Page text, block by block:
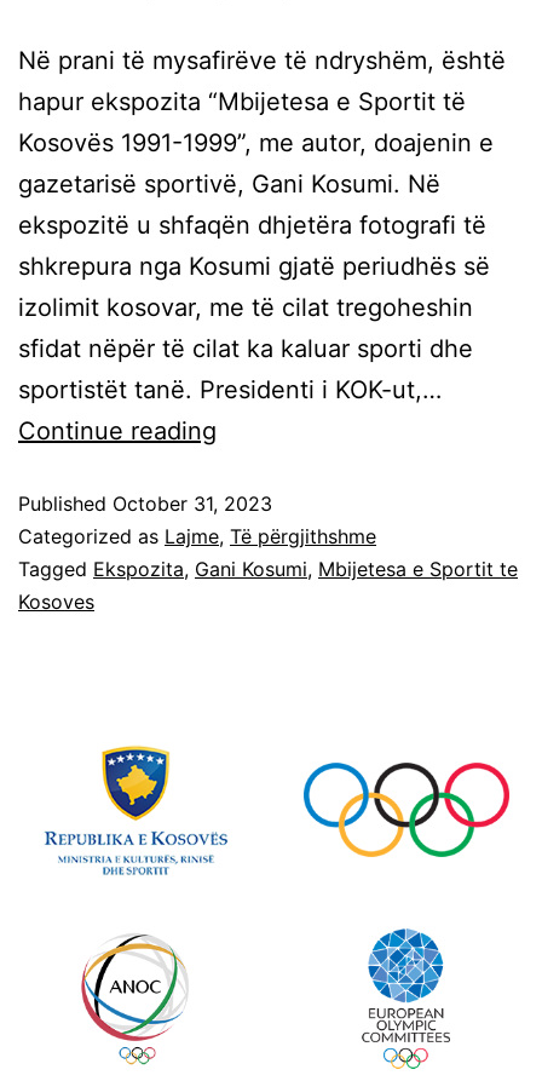
Në prani të mysafirëve të ndryshëm, është
hapur ekspozita “Mbijetesa e Sportit të
Kosovës 1991-1999”, me autor, doajenin e
gazetarisë sportivë, Gani Kosumi. Në
ekspozitë u shfaqën dhjetëra fotografi të
shkrepura nga Kosumi gjatë periudhës së
izolimit kosovar, me të cilat tregoheshin
sfidat nëpër të cilat ka kaluar sporti dhe
sportistët tanë. Presidenti i KOK-ut,…
Continue reading
Published October 31, 2023
Categorized as Lajme, Të përgjithshme
Tagged Ekspozita, Gani Kosumi, Mbijetesa e Sportit te
Kosoves